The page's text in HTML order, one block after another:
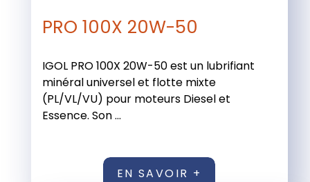
PRO 100X 20W-50
IGOL PRO 100X 20W-50 est un lubrifiant
minéral universel et flotte mixte
(PL/VL/VU) pour moteurs Diesel et
Essence. Son ...
EN SAVOIR +